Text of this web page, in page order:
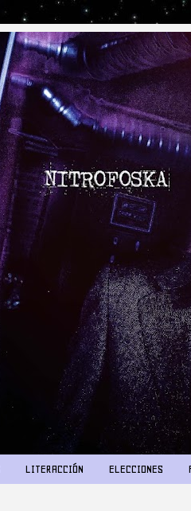
LITERACCIÓN ELECCIONES